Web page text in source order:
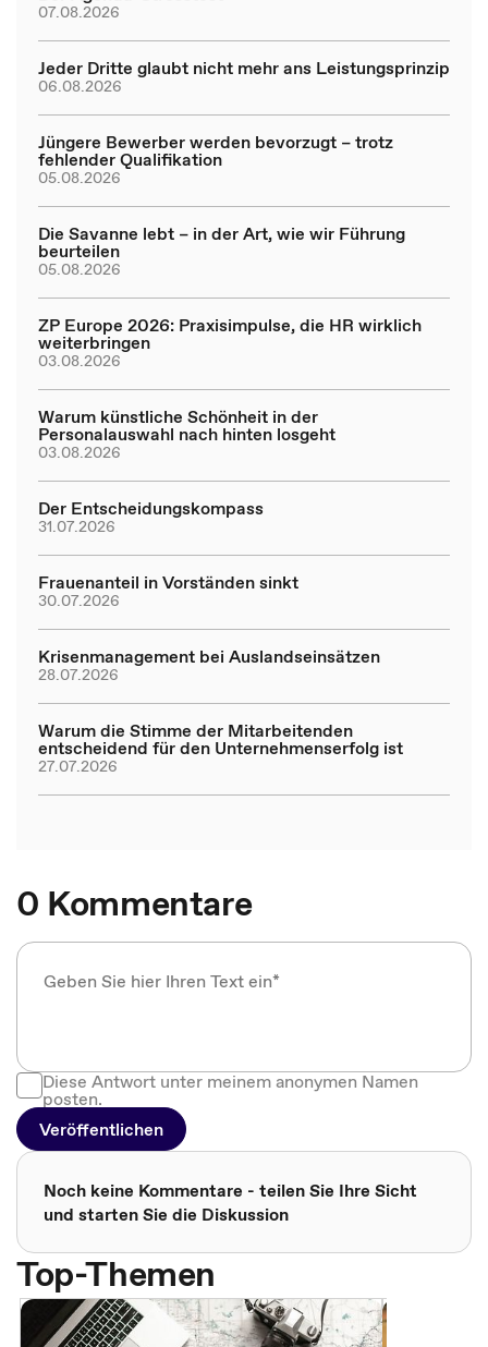
07.08.2026
Jeder Dritte glaubt nicht mehr ans Leistungsprinzip
06.08.2026
Jüngere Bewerber werden bevorzugt – trotz
fehlender Qualifikation
05.08.2026
Die Savanne lebt – in der Art, wie wir Führung
beurteilen
05.08.2026
ZP Europe 2026: Praxisimpulse, die HR wirklich
weiterbringen
03.08.2026
Warum künstliche Schönheit in der
Personalauswahl nach hinten losgeht
03.08.2026
Der Entscheidungskompass
31.07.2026
Frauenanteil in Vorständen sinkt
30.07.2026
Krisenmanagement bei Auslandseinsätzen
28.07.2026
Warum die Stimme der Mitarbeitenden
entscheidend für den Unternehmenserfolg ist
27.07.2026
0 Kommentare
Diese Antwort unter meinem anonymen Namen
posten.
Veröffentlichen
Noch keine Kommentare - teilen Sie Ihre Sicht
und starten Sie die Diskussion
Top-Themen